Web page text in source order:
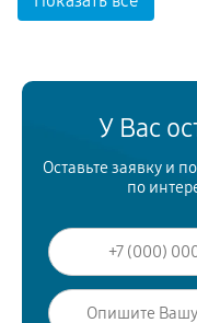
У Вас
Оставьте заявку и
по